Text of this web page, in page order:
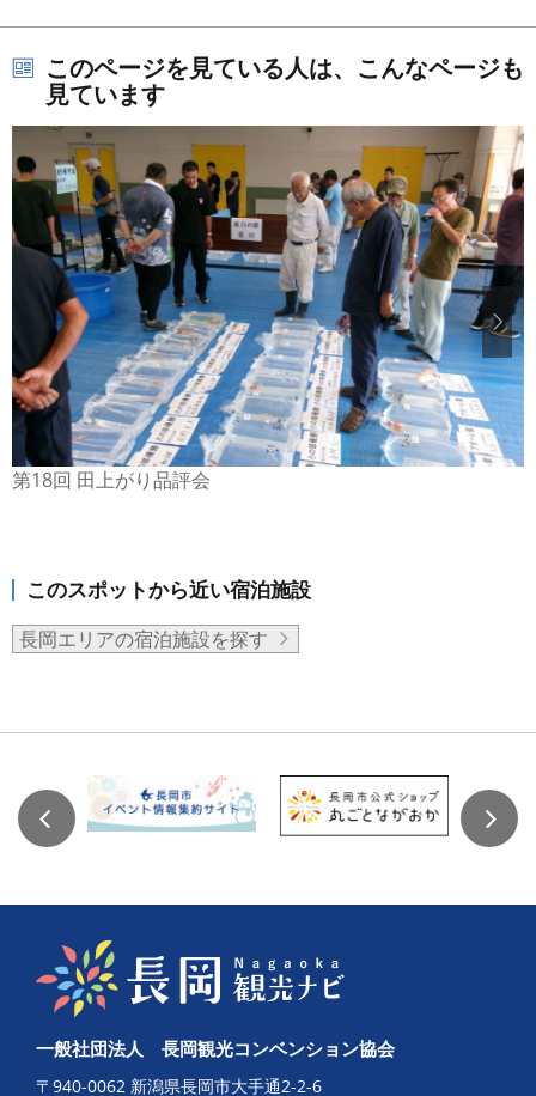
このページを見ている人は、こんなページも
見ています
第18回 田上がり品評会
このスポットから近い宿泊施設
長岡エリアの宿泊施設を探す
一般社団法人 長岡観光コンベンション協会
〒940-0062 新潟県長岡市大手通2-2-6